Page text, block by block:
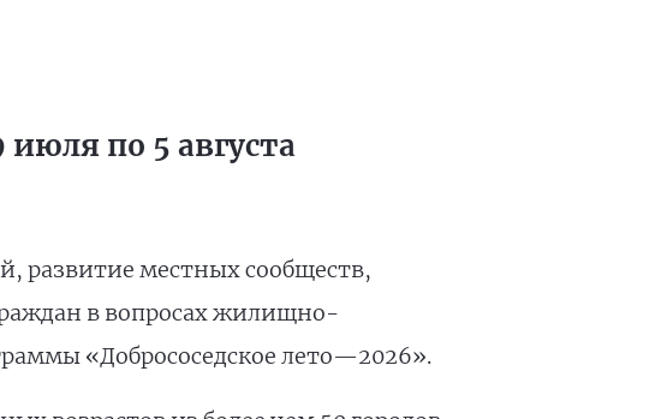
по 5 августа
развитие местных сообществ,
в вопросах жилищно-
«Добрососедское лето—2026».